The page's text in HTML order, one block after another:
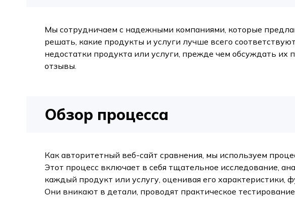
Мы сотрудничаем с надежными компаниями, которые
решать, какие продукты и услуги лучше всего
недостатки продукта или услуги, прежде чем обсуждать
отзывы.
Обзор процесса
Как авторитетный веб-сайт сравнения, мы используем
Этот процесс включает в себя тщательное исследование,
каждый продукт или услугу, оценивая его характеристики,
Они вникают в детали, проводят практическое